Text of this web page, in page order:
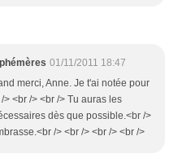
01/11/2011 18:47
merci, Anne. Je t'ai notée pour
> <br /> <br /> Tu auras les
dès que possible.<br />
/> <br /> <br /> <br />